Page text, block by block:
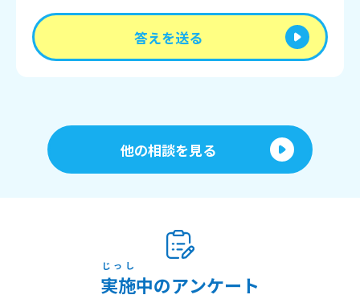
答えを送る
他の相談を見る
実施
じっし
中のアンケート